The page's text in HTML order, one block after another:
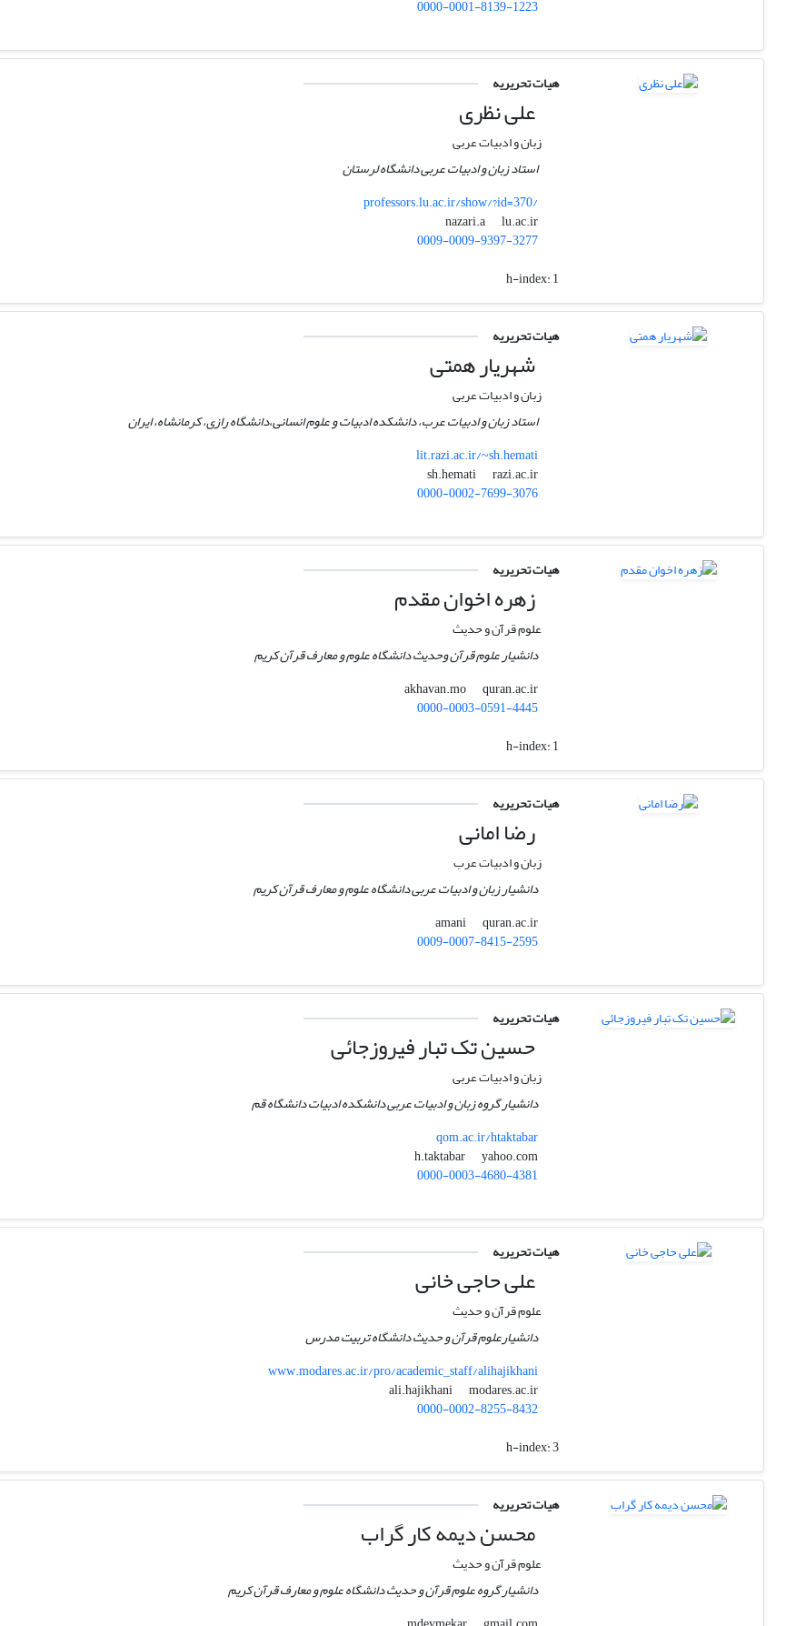
0000-0001-8139-1223
هیات تحریریه
علی نظری
زبان و ادبیات عربی
استاد زبان و ادبیات عربی دانشگاه لرستان
professors.lu.ac.ir/show/?id=370/
nazari.a
lu.ac.ir
0009-0009-9397-3277
h-index:1
هیات تحریریه
شهریار همتی
زبان و ادبیات عربی
استاد زبان و ادبیات عرب، دانشکده ادبیات و علوم انسانی،دانشگاه رازی، کرمانشاه، ایران
lit.razi.ac.ir/~sh.hemati
sh.hemati
razi.ac.ir
0000-0002-7699-3076
هیات تحریریه
زهره اخوان مقدم
علوم قرآن و حدیث
دانشیار علوم قرآن وحدیث دانشگاه علوم و معارف قرآن کریم
akhavan.mo
quran.ac.ir
0000-0003-0591-4445
h-index:1
هیات تحریریه
رضا امانی
زبان و ادبیات عرب
دانشیار زبان و ادبیات عربی دانشگاه علوم و معارف قرآن کریم
amani
quran.ac.ir
0009-0007-8415-2595
هیات تحریریه
حسین تک تبار فیروزجائی
زبان و ادبیات عربی
دانشیار گروه زبان و ادبیات عربی دانشکده ادبیات دانشگاه قم
qom.ac.ir/htaktabar
h.taktabar
yahoo.com
0000-0003-4680-4381
هیات تحریریه
علی حاجی خانی
علوم قرآن و حدیث
دانشیارعلوم قرآن و حدیث دانشگاه تربیت مدرس
www.modares.ac.ir/pro/academic_staff/alihajikhani
ali.hajikhani
modares.ac.ir
0000-0002-8255-8432
h-index:3
هیات تحریریه
محسن دیمه کار گراب
علوم قرآن و حدیث
دانشیار گروه علوم قرآن و حدیث دانشگاه علوم و معارف قرآن کریم